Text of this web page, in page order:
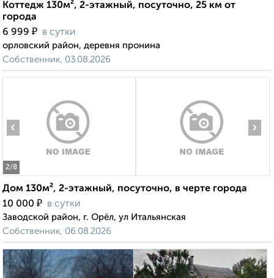
Коттедж 130м², 2-этажный, посуточно, 25 км от
города
6 999 ₽ в сутки
орловский район, деревня пронина
Собственник, 03.08.2026
2/8
‹ ›
Дом 130м², 2-этажный, посуточно, в черте города
10 000 ₽ в сутки
Заводской район, г. Орёл, ул Итальянская
Собственник, 06.08.2026